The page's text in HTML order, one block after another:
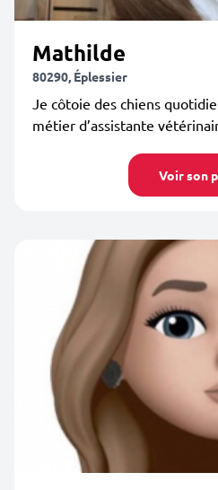
Mathilde
80290, Éplessier
Je côtoie des chiens
métier d’assistante
Voir son